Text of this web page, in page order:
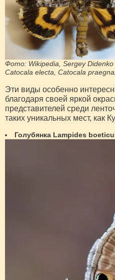
Фото: Wikipedia, Sergey Didenko
Catocala electa, Catocala
Эти виды особенно
благодаря своей яркой
представителей среди
таких уникальных мест, как
Голубянка Lampides